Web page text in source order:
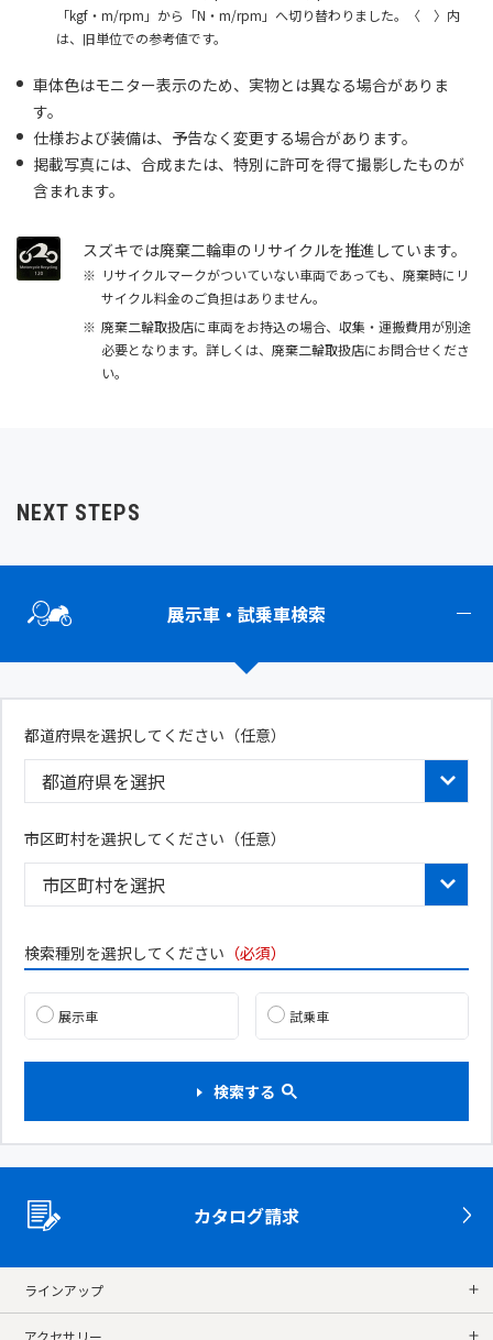
「kgf・m/rpm」から「N・m/rpm」へ切り替わりました。〈 〉内
は、旧単位での参考値です。
車体色はモニター表示のため、実物とは異なる場合がありま
す。
仕様および装備は、予告なく変更する場合があります。
掲載写真には、合成または、特別に許可を得て撮影したものが
含まれます。
スズキでは廃棄二輪車のリサイクルを推進しています。
リサイクルマークがついていない車両であっても、廃棄時にリ
サイクル料金のご負担はありません。
廃棄二輪取扱店に車両をお持込の場合、収集・運搬費用が別途
必要となります。詳しくは、廃棄二輪取扱店にお問合せくださ
い。
NEXT STEPS
展示車・試乗車検索
都道府県を選択してください （任意）
市区町村を選択してください（任意）
検索種別を選択してください （必須）
展示車 試乗車
検索する
カタログ請求
ラインアップ
アクセサリー